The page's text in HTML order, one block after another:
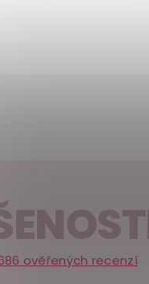
ověřených recenzí